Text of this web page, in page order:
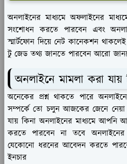
অনলাইনের মাধ্যমে অফলাইনের
সংশোধন করতে পারবেন এবং
স্মার্টফোন দিয়ে নেট কানেকশন
টু জেড তথ্য জানতে পারবেন আরো
অনলাইনে মামলা করা যায়
অনেকের প্রশ্ন থাকতে পারে
সম্পর্কে তো চলুন আজকের জেনে নেয়া
যায় কিনা অনলাইনের মাধ্যমে আপনি
করতে পারবেন না তবে অনলাইনের
যেকোনো ধরনের আবেদন করতে
ইনচার